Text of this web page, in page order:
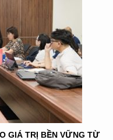
GIÁ TRỊ BỀN VỮNG TỪ